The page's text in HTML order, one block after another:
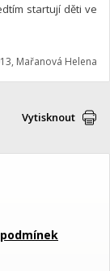
startují děti ve
Mařanová Helena
Vytisknout